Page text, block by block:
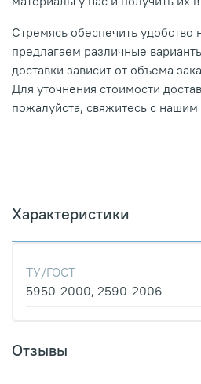
Стремясь обеспечить
предлагаем различные
доставки зависит от объема
Для уточнения стоимости
пожалуйста, свяжитесь с
Характеристики
ТУ/ГОСТ
5950-2000, 2590-2006
Отзывы